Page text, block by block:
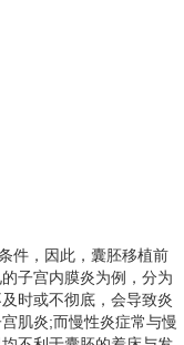
件，因此，囊胚移植前
子宫内膜炎为例，分为
时或不彻底，会导致炎
肌炎;而慢性炎症常与慢